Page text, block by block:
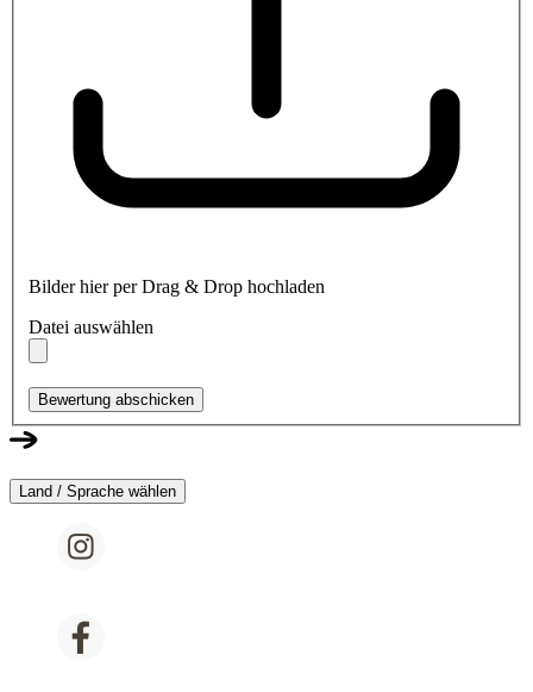
Bilder hier per Drag & Drop hochladen
Datei auswählen
Bewertung abschicken
Land / Sprache wählen